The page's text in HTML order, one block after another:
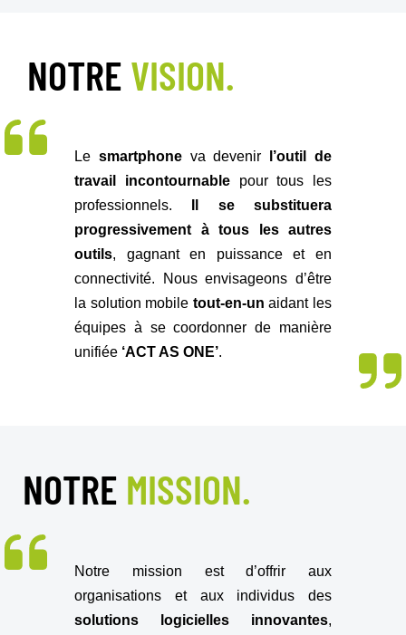
NOTRE VISION.
Le smartphoneva devenir
l’outil de
travail incontournablepour tous les
professionnels.
Il se substituera
progressivement à tous les autres
outils, gagnant en puissance et en
connectivité. Nous envisageons d’être
la solution mobile tout-en-un aidant les
équipes à se coordonner de manière
unifiée ‘ACT AS ONE’.
NOTRE MISSION.
Notre mission est d’offrir aux
organisations et aux individus des
solutions logicielles innovantes,